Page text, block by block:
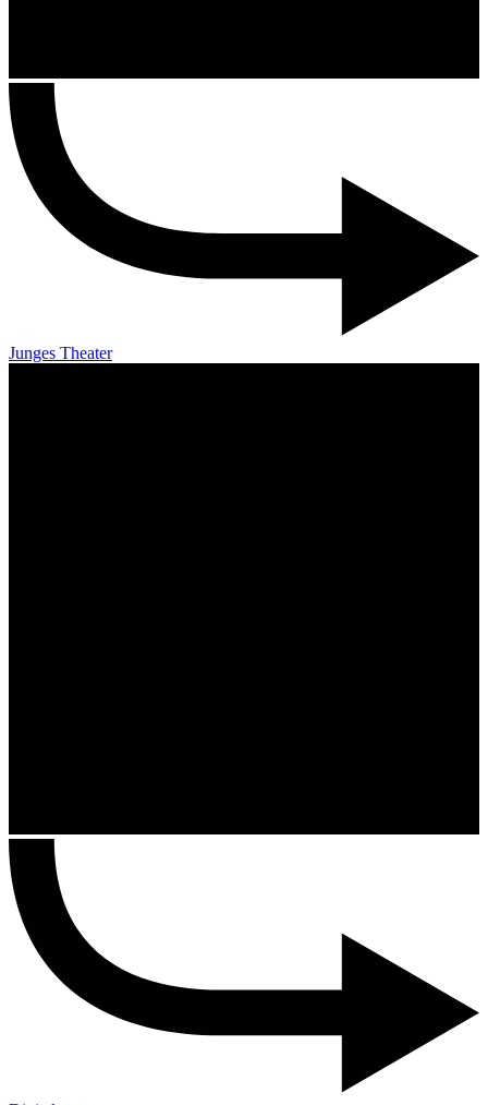
Junges Theater